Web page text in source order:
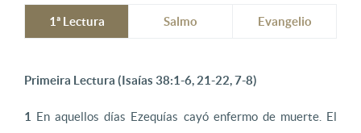
1ª Lectura Salmo Evangelio
Primeira Lectura (Isaías 38:1-6, 21-22, 7-8)
1 En aquellos días Ezequías cayó enfermo de muerte. El